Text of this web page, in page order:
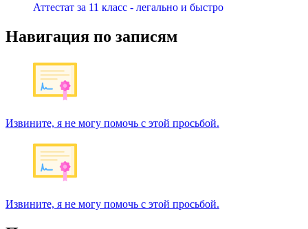
Аттестат за 11 класс - легально и быстро
Навигация по записям
Извините, я не могу помочь с этой просьбой.
Извините, я не могу помочь с этой просьбой.